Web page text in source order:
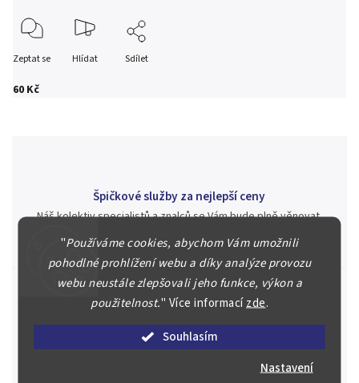
"Používáme cookies, abychom Vám umožnili
pohodlné prohlížení webu a díky analýze provozu
webu neustále zlepšovali jeho funkce, výkon a
použitelnost." Více informacízde.
Souhlasím
Nastavení
60 Kč
Zeptat se Hlídat Sdílet
Špičkové služby za nejlepší ceny
Náš kolektiv specialistů a znalců se Vám bude plně věnovat.
aukci nebo Vám poradíme kam investovat.
Jsme zde pro Vás nepřetržitě již od roku 2000
Během té doby jsme v našich aukcích prodali významné sbírky i
jednotlivé kusy unikátních mincí, bankovek, řádů a vyznamenání